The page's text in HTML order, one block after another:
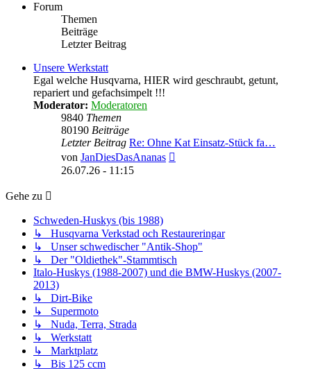
Forum
Themen
Beiträge
Letzter Beitrag
Unsere Werkstatt
Egal welche Husqvarna, HIER wird geschraubt, getunt,
repariert und gefachsimpelt !!!
Moderator: Moderatoren
9840 Themen
80190 Beiträge
Letzter Beitrag Re: Ohne Kat Einsatz-Stück fa…
von JanDiesDasAnanas
26.07.26 - 11:15
Gehe zu
Schweden-Huskys (bis 1988)
↳ Husqvarna Verkstad och Restaureringar
↳ Unser schwedischer "Antik-Shop"
↳ Der "Oldiethek"-Stammtisch
Italo-Huskys (1988-2007) und die BMW-Huskys (2007-
2013)
↳ Dirt-Bike
↳ Supermoto
↳ Nuda, Terra, Strada
↳ Werkstatt
↳ Marktplatz
↳ Bis 125 ccm